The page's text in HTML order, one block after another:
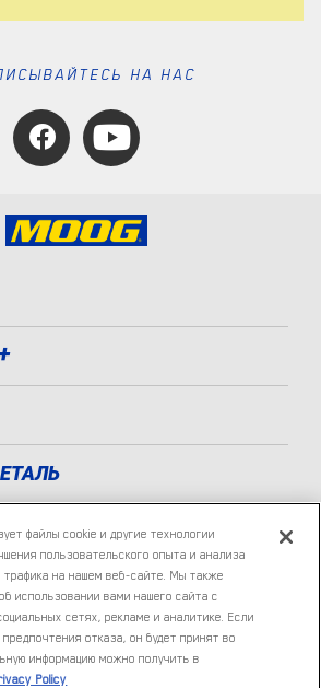
НА НАС
MOOG
файлы cookie и другие технологии
пользовательского опыта и анализа
трафика на нашем веб-сайте. Мы также
использовании вами нашего сайта с
сетях, рекламе и аналитике. Если
отказа, он будет принят во
информацию можно получить в
Policy